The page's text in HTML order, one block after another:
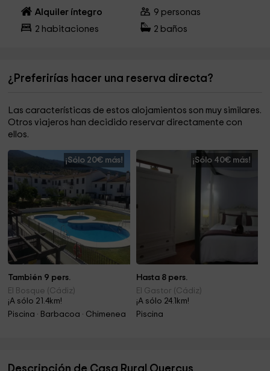
Alquiler íntegro 9 personas
2 habitaciones 2 baños
¿Preferirías hacer una reserva directa?
Las características de estos alojamientos son muy similares.
Otros viajeros han decidido reservar directamente con
ellos.
¡Sólo 20€ más!
También 9 pers.
El Bosque (Cádiz)
¡A sólo 21.4km!
Piscina · Barbacoa · Chimenea
¡Sólo 40€ más!
Hasta 8 pers.
El Gastor (Cádiz)
¡A sólo 24.1km!
Piscina